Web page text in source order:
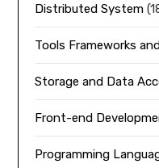
Distributed System
Tools Frameworks
Storage and Data
Front-end
Programming